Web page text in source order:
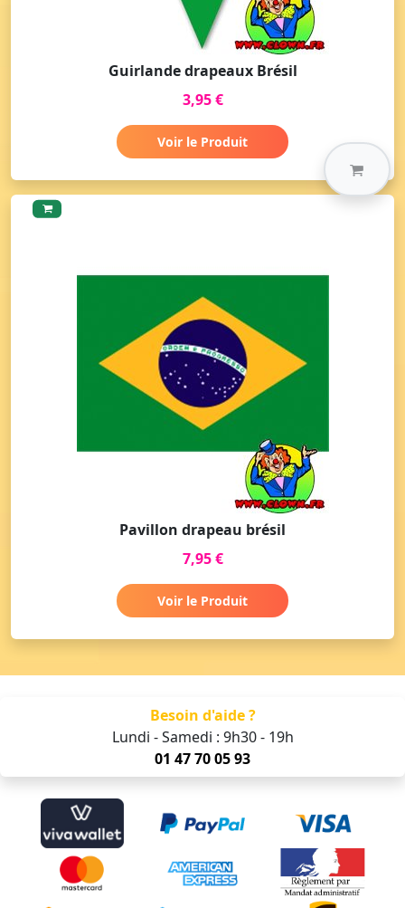
Guirlande drapeaux Brésil
3,95 €
Voir le Produit
Pavillon drapeau brésil
7,95 €
Voir le Produit
Besoin d'aide ?
Lundi - Samedi : 9h30 - 19h
01 47 70 05 93